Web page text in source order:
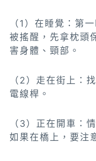
（1）在睡覺：第
被搖醒，先拿枕頭
害身體、頸部。
（2）走在街上：
電線桿。
（3）正在開車：
如果在橋上，要注